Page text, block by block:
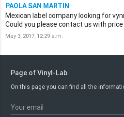
PAOLA SAN MARTIN
Mexican label company looking for
Could you please contact us with
May 3, 2017, 12:29 a.m.
Page of Vinyl-Lab
On this page you can find all the
Your email